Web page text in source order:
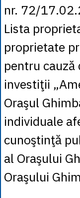
nr. 72/
Lista
proprietate
pentru
investiţii
Oraşul
individuale
cunoştinţă
al Oraşului
Oraşului